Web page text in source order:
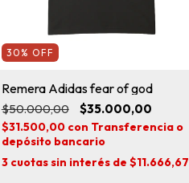
30 % OFF
Remera Adidas fear of god
$50.000,00 $35.000,00
$31.500,00 con Transferencia o
depósito bancario
3 cuotas sin interés de $11.666,67